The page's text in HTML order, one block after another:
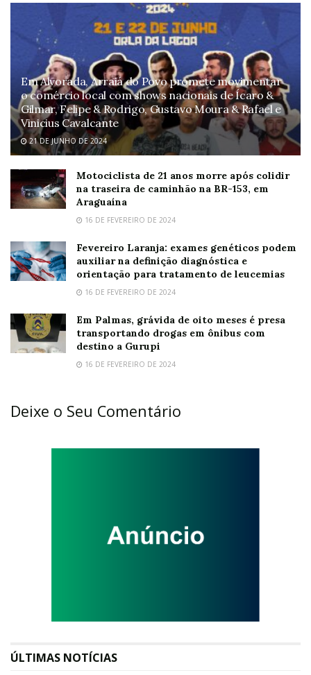
Em Alvorada, Arraiá do Povo promete movimentar
o comércio local com shows nacionais de Ícaro &
Gilmar, Felipe & Rodrigo, Gustavo Moura & Rafael e
Vinicius Cavalcante
21 DE JUNHO DE 2024
Motociclista de 21 anos morre após colidir
na traseira de caminhão na BR-153, em
Araguaína
16 DE FEVEREIRO DE 2024
Fevereiro Laranja: exames genéticos podem
auxiliar na definição diagnóstica e
orientação para tratamento de leucemias
16 DE FEVEREIRO DE 2024
Em Palmas, grávida de oito meses é presa
transportando drogas em ônibus com
destino a Gurupi
16 DE FEVEREIRO DE 2024
Deixe o Seu Comentário
ÚLTIMAS NOTÍCIAS